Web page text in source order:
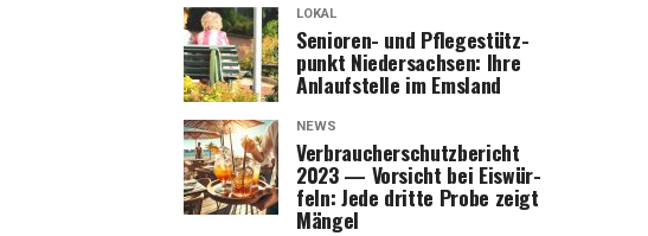
LOKAL
Senio­ren- und Pfle­ge­stütz­
punkt Nie­der­sach­sen: Ihre
Anlauf­stel­le im Emsland
NEWS
Ver­brau­cher­schutz­be­richt
2023 — Vor­sicht bei Eis­wür­
feln: Jede drit­te Pro­be zeigt
Mängel